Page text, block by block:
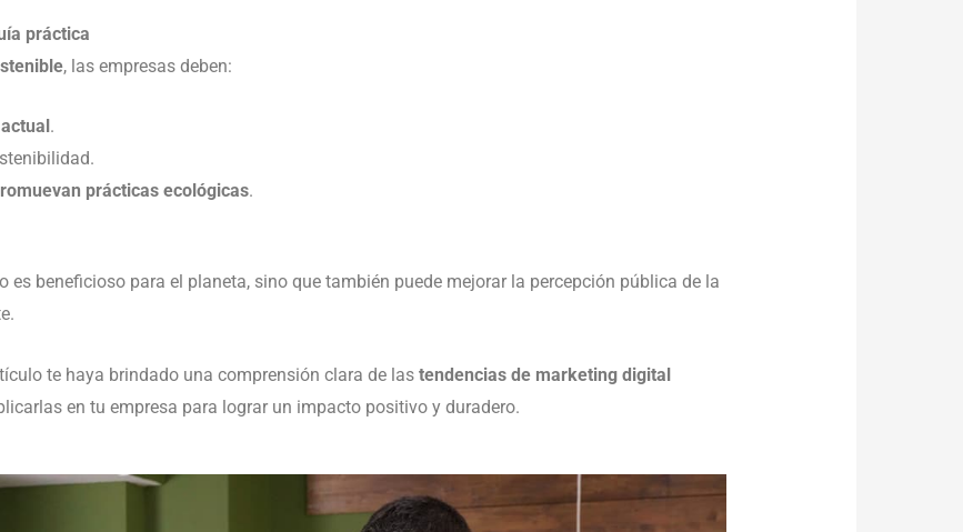
práctica
, las empresas deben:
.
prácticas ecológicas.
es beneficioso para el planeta, sino que también puede mejorar la percepción pública de la
te haya brindado una comprensión clara de lastendencias de marketing digital
en tu empresa para lograr un impacto positivo y duradero.